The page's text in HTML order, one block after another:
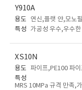
Y910A
용도
연신,플랫 얀,모노
특성 가공성 우수,우수
XS10N
용도 파이프,PE100 파
특성
MRS 10MPa 규격 만족,